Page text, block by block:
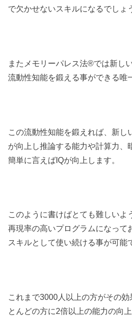
で欠かせないスキルになるでしょ
またメモリーパレス法®︎では新し
流動性知能を鍛える事ができる唯
この流動性知能を鍛えれば、新し
が向上し推論する能力や計算力、
簡単に言えばIQが向上します。
このように書けばとても難しいよ
再現率の高いプログラムになって
スキルとして使い続ける事が可能
これまで3000人以上の方がその
とんどの方に2倍以上の能力の向